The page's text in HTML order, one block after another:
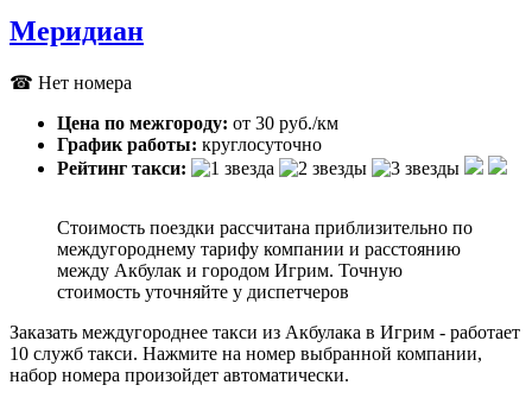
Меридиан
☎ Нет номера
Цена по межгороду: от 30 руб./км
График работы: круглосуточно
Рейтинг такси:
Стоимость поездки рассчитана приблизительно по
междугороднему тарифу компании и расстоянию
между Акбулак и городом Игрим. Точную
стоимость уточняйте у диспетчеров
Заказать междугороднее такси из Акбулака в Игрим - работает
10 служб такси. Нажмите на номер выбранной компании,
набор номера произойдет автоматически.